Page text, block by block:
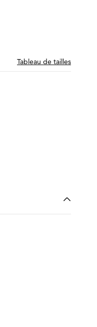
Tableau de tailles